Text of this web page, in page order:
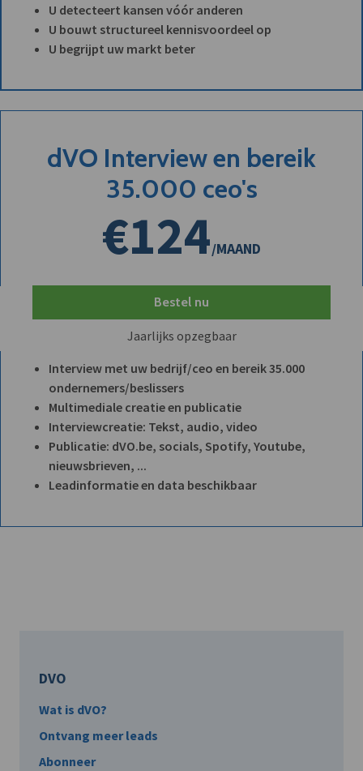
U detecteert kansen vóór anderen
U bouwt structureel kennisvoordeel op
U begrijpt uw markt beter
dVO Interview en bereik
35.000 ceo's
€124/MAAND
Bestel nu
Jaarlijks opzegbaar
Interview met uw bedrijf/ceo en bereik 35.000
ondernemers/beslissers
Multimediale creatie en publicatie
Interviewcreatie: Tekst, audio, video
Publicatie: dVO.be, socials, Spotify, Youtube,
nieuwsbrieven, ...
Leadinformatie en data beschikbaar
DVO
Wat is dVO?
Ontvang meer leads
Abonneer